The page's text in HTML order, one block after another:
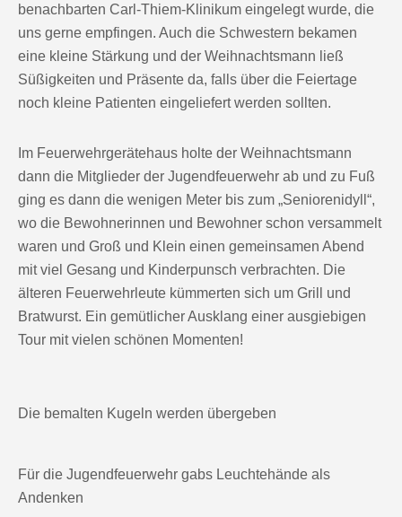
benachbarten Carl-Thiem-Klinikum eingelegt wurde, die
uns gerne empfingen. Auch die Schwestern bekamen
eine kleine Stärkung und der Weihnachtsmann ließ
Süßigkeiten und Präsente da, falls über die Feiertage
noch kleine Patienten eingeliefert werden sollten.
Im Feuerwehrgerätehaus holte der Weihnachtsmann
dann die Mitglieder der Jugendfeuerwehr ab und zu Fuß
ging es dann die wenigen Meter bis zum „Seniorenidyll“,
wo die Bewohnerinnen und Bewohner schon versammelt
waren und Groß und Klein einen gemeinsamen Abend
mit viel Gesang und Kinderpunsch verbrachten. Die
älteren Feuerwehrleute kümmerten sich um Grill und
Bratwurst. Ein gemütlicher Ausklang einer ausgiebigen
Tour mit vielen schönen Momenten!
Die bemalten Kugeln werden übergeben
Für die Jugendfeuerwehr gabs Leuchtehände als
Andenken